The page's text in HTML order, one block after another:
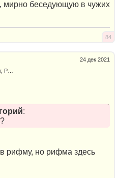
мирно беседующую в чужих
84
24 дек 2021
:
рифму, но рифма здесь